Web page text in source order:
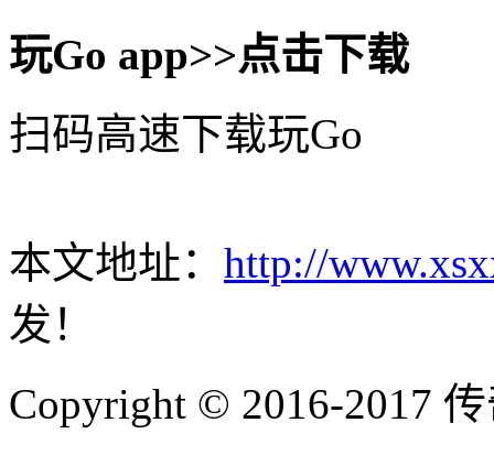
玩Go app>>点击下载
扫码高速下载玩Go
本文地址： http://
发！
Copyright © 2016-2017